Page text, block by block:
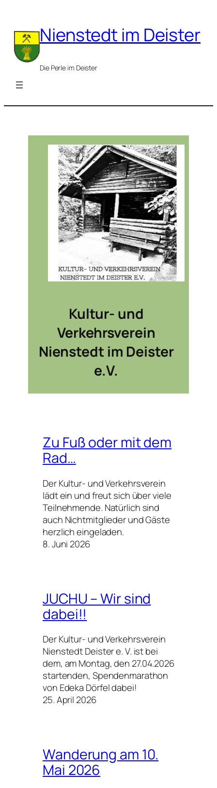
springenNienstedt im Deister
Die Perle im Deister
Kultur- und
Verkehrsverein
Nienstedt im Deister
e.V.
Zu Fuß oder mit dem
Rad…
Der Kultur- und Verkehrsverein
lädt ein und freut sich über viele
Teilnehmende. Natürlich sind
auch Nichtmitglieder und Gäste
herzlich eingeladen.
8. Juni 2026
JUCHU – Wir sind
dabei!!
Der Kultur- und Verkehrsverein
Nienstedt Deister e. V. ist bei
dem, am Montag, den 27.04.2026
startenden, Spendenmarathon
von Edeka Dörfel dabei!
25. April 2026
Wanderung am 10.
Mai 2026